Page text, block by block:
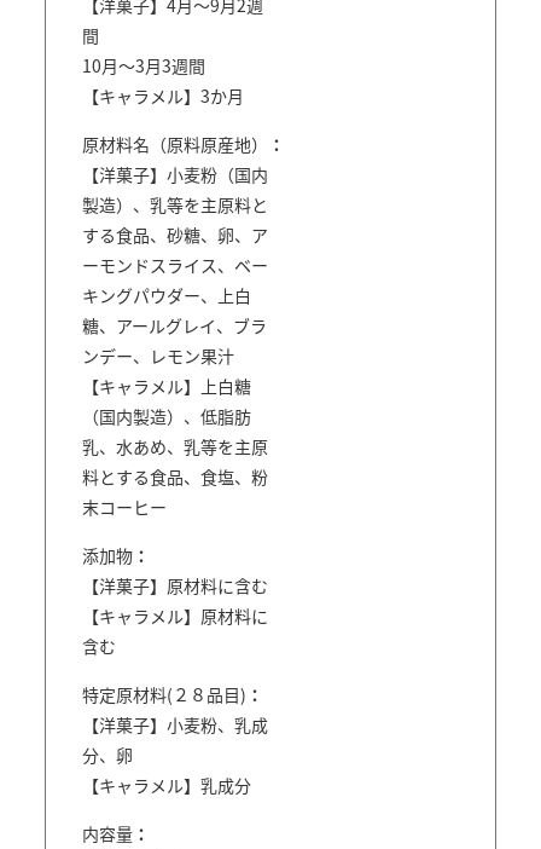
間
10月～3月3週間
【キャラメル】3か月
原材料名（原料原産地）
【洋菓子】小麦粉（国内
製造）、乳等を主原料と
する食品、砂糖、卵、ア
ーモンドスライス、ベー
キングパウダー、上白
糖、アールグレイ、ブラ
ンデー、レモン果汁
【キャラメル】上白糖
（国内製造）、低脂肪
乳、水あめ、乳等を主原
料とする食品、食塩、粉
末コーヒー
添加物
【洋菓子】原材料に含む
【キャラメル】原材料に
含む
特定原材料(２８品目)
【洋菓子】小麦粉、乳成
分、卵
【キャラメル】乳成分
内容量